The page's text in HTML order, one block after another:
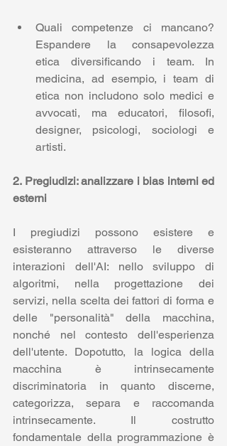
Quali competenze ci mancano?
Espandere la consapevolezza
etica diversificando i team. In
medicina, ad esempio, i team di
etica non includono solo medici e
avvocati, ma educatori, filosofi,
designer, psicologi, sociologi e
artisti.
2. Pregiudizi: analizzare i bias interni ed
esterni
I pregiudizi possono esistere e
esisteranno attraverso le diverse
interazioni dell'AI: nello sviluppo di
algoritmi, nella progettazione dei
servizi, nella scelta dei fattori di forma e
delle "personalità" della macchina,
nonché nel contesto dell'esperienza
dell'utente. Dopotutto, la logica della
macchina è intrinsecamente
discriminatoria in quanto discerne,
categorizza, separa e raccomanda
intrinsecamente. Il costrutto
fondamentale della programmazione è